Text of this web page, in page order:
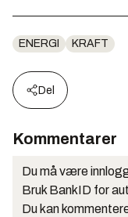
ENERGI KRAFT
Del
Kommentarer
Du må være
Bruk BankID for
Du kan